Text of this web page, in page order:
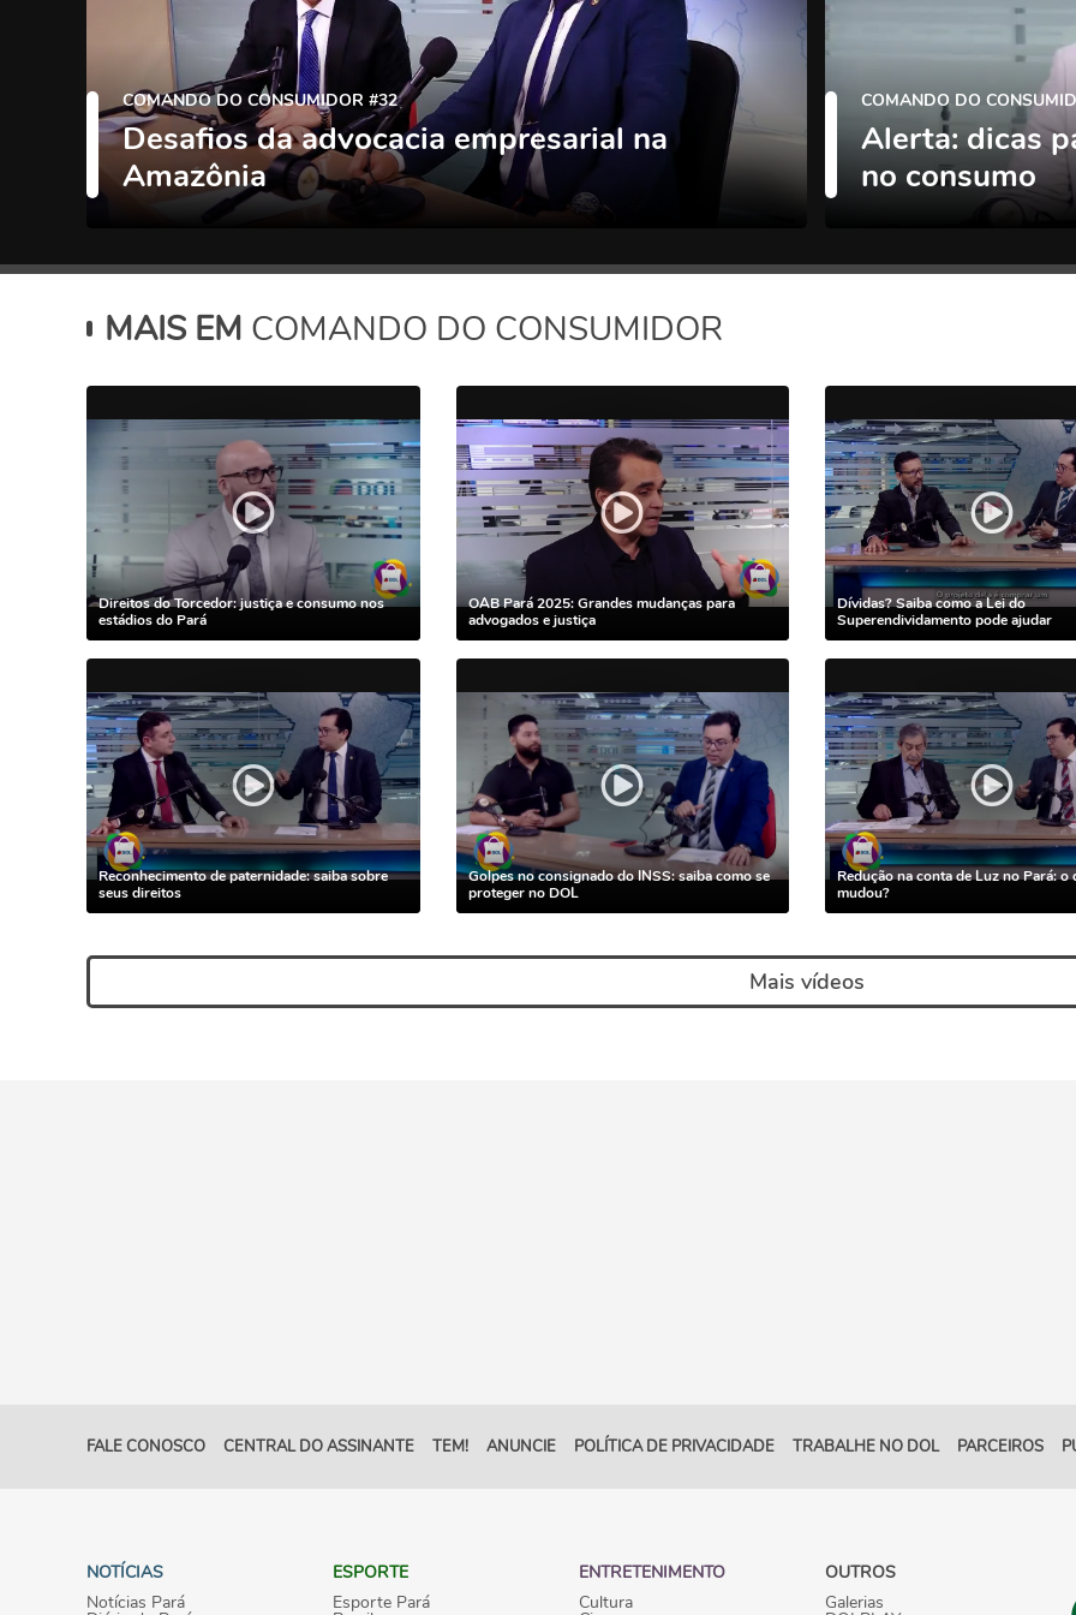
COMANDO DO CONSUMIDOR #32
Desafios da advocacia empresarial na
Amazônia
COMANDO DO
Alerta: dicas
no consumo
MAIS EM COMANDO DO CONSUMIDOR
Direitos do Torcedor: justiça e consumo nos
estádios do Pará
OAB Pará 2025: Grandes mudanças para
advogados e justiça
Dívidas? Saiba como a Lei do
Superendividamento pode ajudar
Reconhecimento de paternidade: saiba sobre
seus direitos
Golpes no consignado do INSS: saiba como se
proteger no DOL
Redução na conta de Luz no Pará: o
mudou?
Mais vídeos
FALE CONOSCO CENTRAL DO ASSINANTE TEM! ANUNCIE POLÍTICA DE PRIVACIDADE TRABALHE NO DOL PARCEIROS
NOTÍCIAS
Notícias Pará
ESPORTE
Esporte Pará
ENTRETENIMENTO
Cultura
OUTROS
Galerias